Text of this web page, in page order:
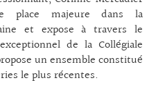
place majeure dans la
et expose à travers le
de la Collégiale
un ensemble constitué
le plus récentes.